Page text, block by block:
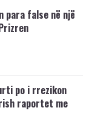
para false në një
po i rrezikon
raportet me